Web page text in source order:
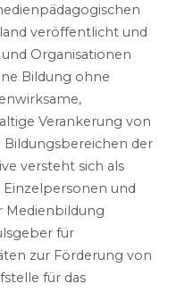
veröffentlicht und
Organisationen
Bildung ohne
Verankerung von
der
versteht sich als
und
Medienbildung
für
zur Förderung von
für das